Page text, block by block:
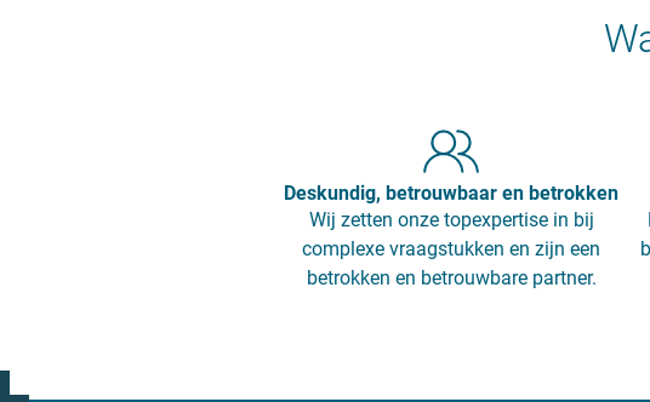
Deskundig, betrouwbaar en betrokken
Wij zetten onze topexpertise in bij
complexe vraagstukken en zijn een
betrokken en betrouwbare partner.